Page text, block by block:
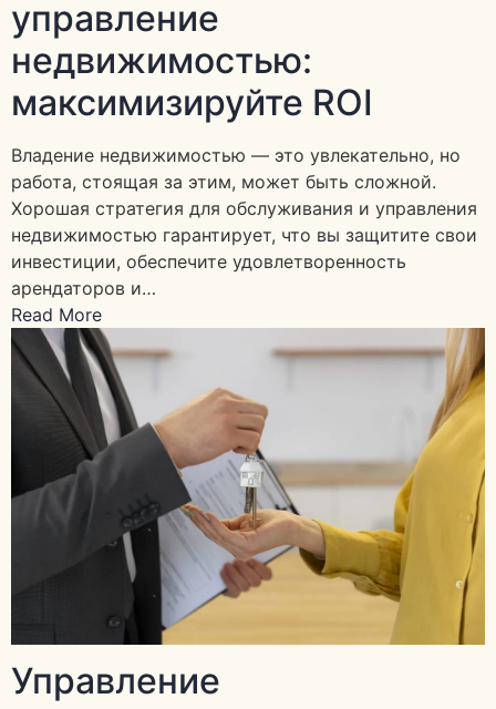
управление
недвижимостью:
максимизируйте ROI
Владение недвижимостью — это увлекательно, но
работа, стоящая за этим, может быть сложной.
Хорошая стратегия для обслуживания и управления
недвижимостью гарантирует, что вы защитите свои
инвестиции, обеспечите удовлетворенность
арендаторов и…
Read More
Управление